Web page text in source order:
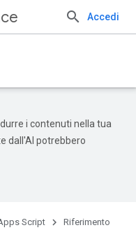
Accedi
i contenuti nella tua
dall'AI potrebbero
Script Riferimento